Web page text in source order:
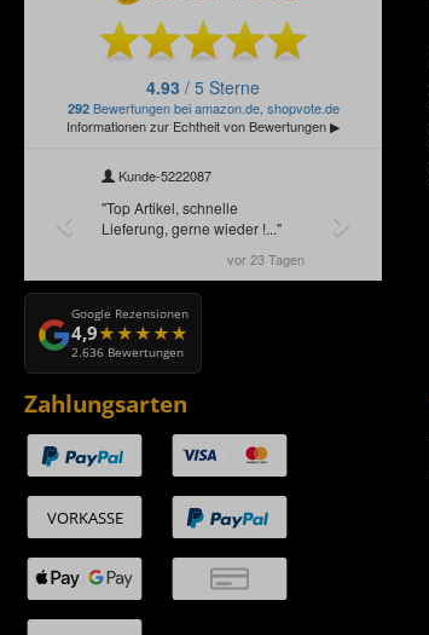
Google Rezensionen
4,9
2.636 Bewertungen
Zahlungsarten